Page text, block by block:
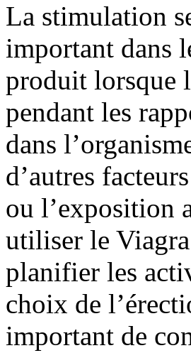
La stimulation
important dans
produit lorsque
pendant les
dans
d’autres
ou l’exposition
utiliser le
planifier les
choix de
important de